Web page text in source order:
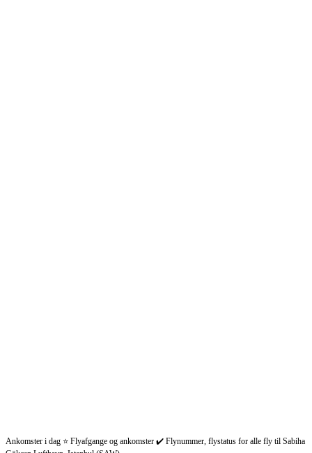
Ankomster i dag ⭐ Flyafgange og ankomster ✔️ Flynummer, flystatus for alle fly til Sabiha